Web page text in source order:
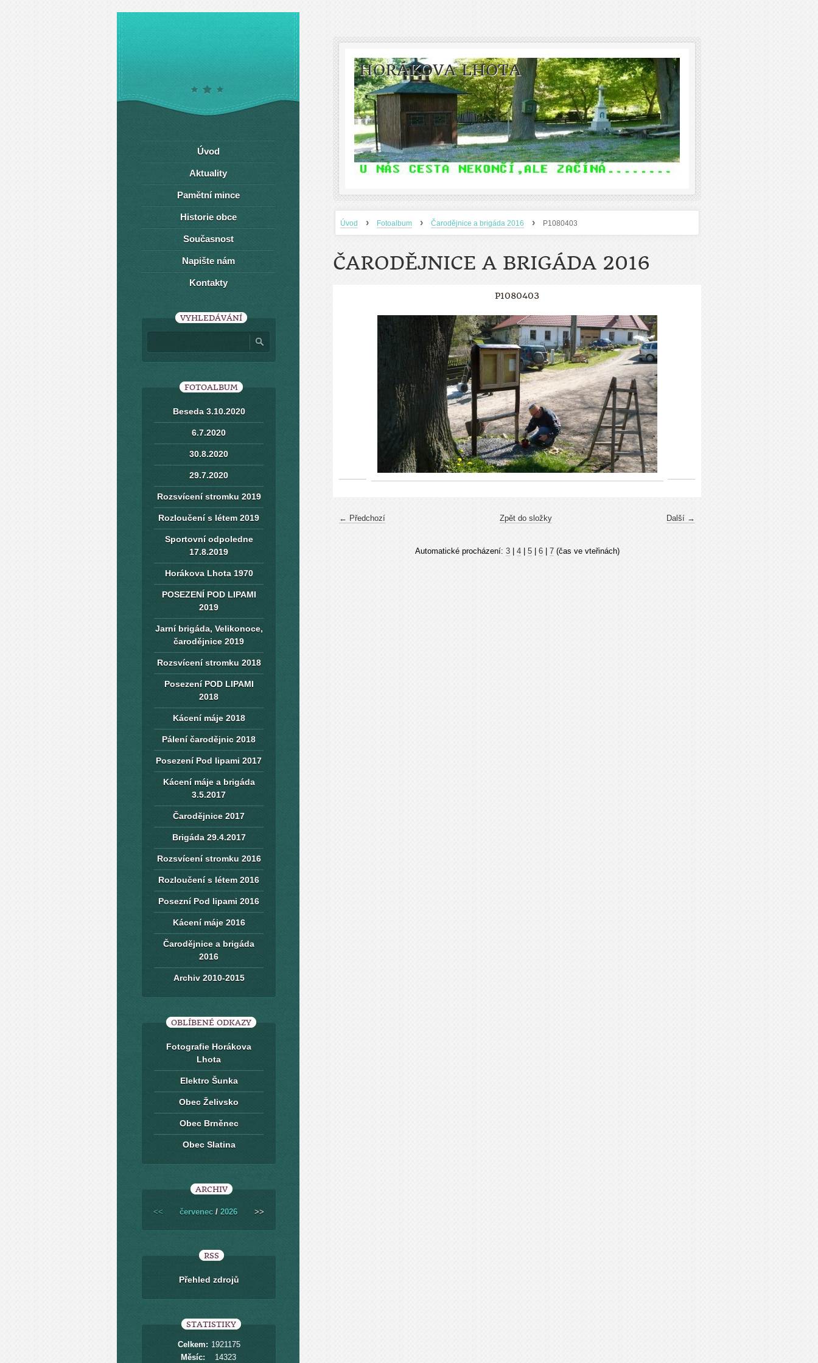
HORÁKOVA LHOTA
Úvod › Fotoalbum › Čarodějnice a brigáda 2016 › P1080403
ČARODĚJNICE A BRIGÁDA 2016
P1080403
← Předchozí Další →
Zpět do složky
Automatické procházení: 3| 4| 5| 6| 7(čas ve vteřinách)
Úvod
Aktuality
Pamětní mince
Historie obce
Současnost
Napište nám
Kontakty
VYHLEDÁVÁNÍ
FOTOALBUM
Beseda 3.10.2020
6.7.2020
30.8.2020
29.7.2020
Rozsvícení stromku 2019
Rozloučení s létem 2019
Sportovní odpoledne
17.8.2019
Horákova Lhota 1970
POSEZENÍ POD LIPAMI
2019
Jarní brigáda, Velikonoce,
čarodějnice 2019
Rozsvícení stromku 2018
Posezení POD LIPAMI
2018
Kácení máje 2018
Pálení čarodějnic 2018
Posezení Pod lipami 2017
Kácení máje a brigáda
3.5.2017
Čarodějnice 2017
Brigáda 29.4.2017
Rozsvícení stromku 2016
Rozloučení s létem 2016
Posezní Pod lipami 2016
Kácení máje 2016
Čarodějnice a brigáda
2016
Archiv 2010-2015
OBLÍBENÉ ODKAZY
Fotografie Horákova
Lhota
Elektro Šunka
Obec Želivsko
Obec Brněnec
Obec Slatina
ARCHIV
<< červenec / 2026 >>
RSS
Přehled zdrojů
STATISTIKY
Celkem: 1921175
Měsíc:
14323